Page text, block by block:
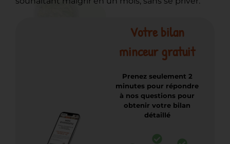
Votre bilan
minceur gratuit
Prenez seulement 2
minutes pour répondre
à nos questions pour
obtenir votre bilan
détaillé